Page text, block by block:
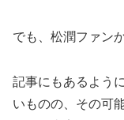
でも、松潤ファン
記事にもあるよう
いものの、その可